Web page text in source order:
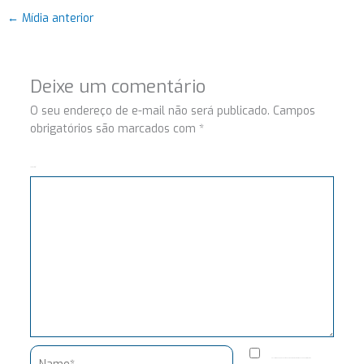
← Mídia anterior
Deixe um comentário
O seu endereço de e-mail não será publicado. Campos
obrigatórios são marcados com *